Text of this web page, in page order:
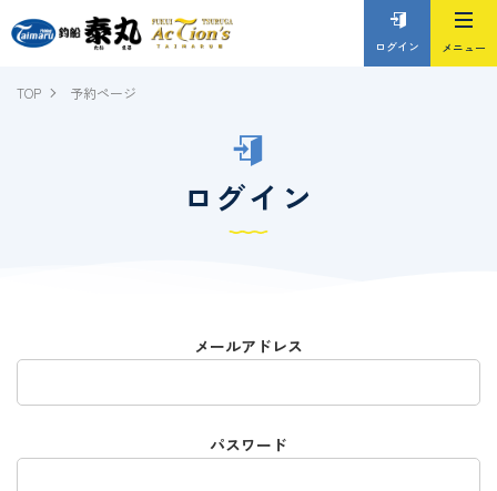
ログイン
TOP 予約ページ
ログイン
メールアドレス
パスワード